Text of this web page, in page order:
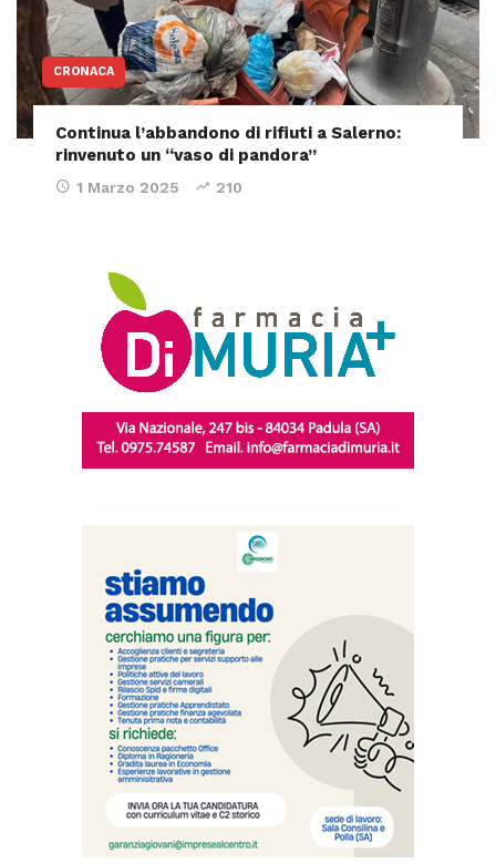
CRONACA
Continua l’abbandono di rifiuti a Salerno:
rinvenuto un “vaso di pandora”
1 Marzo 2025 210